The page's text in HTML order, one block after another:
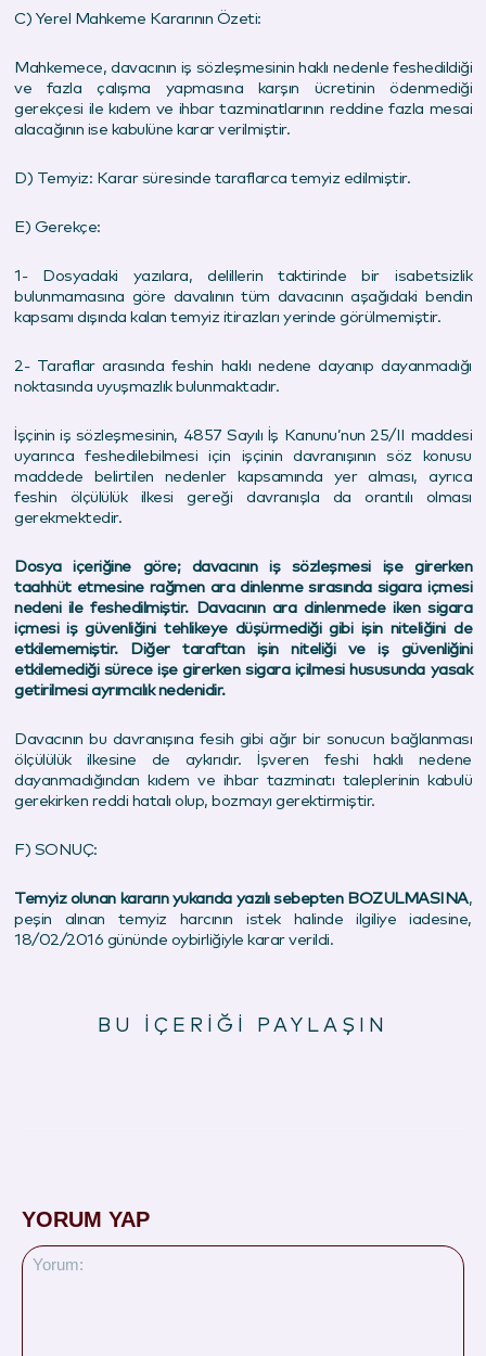
C) Yerel Mahkeme Kararının Özeti:
Mahkemece, davacının iş sözleşmesinin haklı nedenle feshedildiği
ve fazla çalışma yapmasına karşın ücretinin ödenmediği
gerekçesi ile kıdem ve ihbar tazminatlarının reddine fazla mesai
alacağının ise kabulüne karar verilmiştir.
D) Temyiz: Karar süresinde taraflarca temyiz edilmiştir.
E) Gerekçe:
1- Dosyadaki yazılara, delillerin taktirinde bir isabetsizlik
bulunmamasına göre davalının tüm davacının aşağıdaki bendin
kapsamı dışında kalan temyiz itirazları yerinde görülmemiştir.
2- Taraflar arasında feshin haklı nedene dayanıp dayanmadığı
noktasında uyuşmazlık bulunmaktadır.
İşçinin iş sözleşmesinin, 4857 Sayılı İş Kanunu’nun 25/II maddesi
uyarınca feshedilebilmesi için işçinin davranışının söz konusu
maddede belirtilen nedenler kapsamında yer alması, ayrıca
feshin ölçülülük ilkesi gereği davranışla da orantılı olması
gerekmektedir.
Dosya içeriğine göre; davacının iş sözleşmesi işe girerken
taahhüt etmesine rağmen ara dinlenme sırasında sigara içmesi
nedeni ile feshedilmiştir. Davacının ara dinlenmede iken sigara
içmesi iş güvenliğini tehlikeye düşürmediği gibi işin niteliğini de
etkilememiştir. Diğer taraftan işin niteliği ve iş güvenliğini
etkilemediği sürece işe girerken sigara içilmesi hususunda yasak
getirilmesi ayrımcılık nedenidir.
Davacının bu davranışına fesih gibi ağır bir sonucun bağlanması
ölçülülük ilkesine de aykırıdır. İşveren feshi haklı nedene
dayanmadığından kıdem ve ihbar tazminatı taleplerinin kabulü
gerekirken reddi hatalı olup, bozmayı gerektirmiştir.
F) SONUÇ:
Temyiz olunan kararın yukarıda yazılı sebepten BOZULMASINA,
peşin alınan temyiz harcının istek halinde ilgiliye iadesine,
18/02/2016 gününde oybirliğiyle karar verildi.
BU İÇERİĞİ PAYLAŞIN
YORUM YAP